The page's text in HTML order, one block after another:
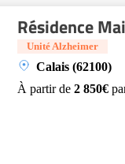
Résidence
Unité Alzheimer
Calais (62100)
À partir de 2 850€